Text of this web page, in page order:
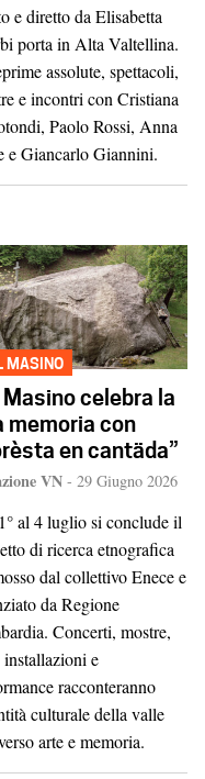
e diretto da Elisabetta
porta in Alta Valtellina.
assolute, spettacoli,
e incontri con Cristiana
Paolo Rossi, Anna
e Giancarlo Giannini.
MASINO
Masino celebra la
memoria con
en cantäda”
VN - 29 Giugno 2026
al 4 luglio si conclude il
di ricerca etnografica
dal collettivo Enece e
da Regione
Concerti, mostre,
e
racconteranno
culturale della valle
arte e memoria.